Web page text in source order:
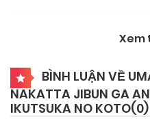
Xem
BÌNH LUẬN VỀ
NAKATTA JIBUN GA
IKUTSUKA NO KOTO(0)